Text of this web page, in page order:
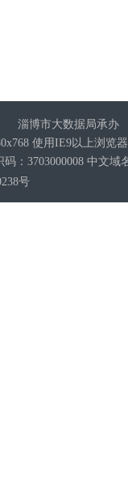
淄博市大数据局承办
使用IE9以上浏览
码：3703000008 中文
号